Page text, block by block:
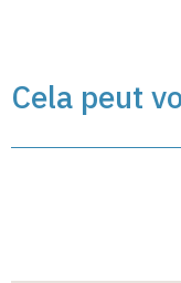
Cela peut